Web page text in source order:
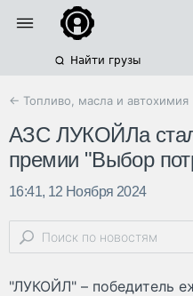
Найти грузы
← Топливо, масла и автохимия
АЗС ЛУКОЙЛа
премии "Выбор
16:41, 12 Ноября 2024
"ЛУКОЙЛ" – победитель